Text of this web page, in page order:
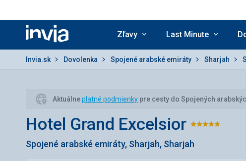
Invia.sk
Zľavy Last Minute
Invia.sk Dovolenka Spojené arabské emiráty Sharjah
Aktuálneplatné podmienky pre cesty do Spojených
Hotel Grand Excelsior
5/5
Spojené arabské emiráty, Sharjah, Sharjah